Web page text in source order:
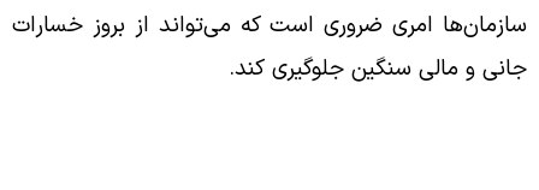
سازمان‌ها امری ضروری است که می‌تواند از بروز خسارات
جانی و مالی سنگین جلوگیری کند.